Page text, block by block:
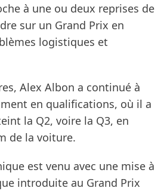
à une ou deux reprises de
sur un Grand Prix en
logistiques et
Alex Albon a continué à
en qualifications, où il a
la Q2, voire la Q3, en
de la voiture.
est venu avec une mise à
introduite au Grand Prix